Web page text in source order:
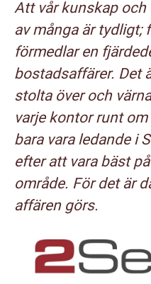
Att vår kunskap
av många är tydligt;
förmedlar en
bostadsaffärer. Det
stolta över och
varje kontor runt
bara vara ledande i
efter att vara bäst
område. För det är
affären görs.